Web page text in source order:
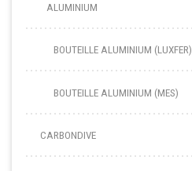
ALUMINIUM
BOUTEILLE ALUMINIUM (LUXFER)
BOUTEILLE ALUMINIUM (MES)
CARBONDIVE